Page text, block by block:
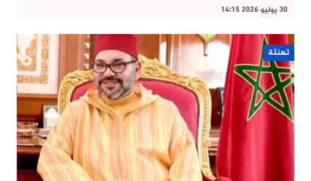
30 يوليو 2026 14:15
تهنئة